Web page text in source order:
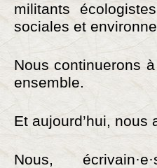
militants
sociales et
Nous continuerons
ensemble.
Et aujourd’hui,
Nous,